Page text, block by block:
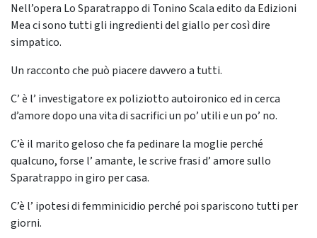
Nell’opera Lo Sparatrappo di Tonino Scala edito da Edizioni
Mea ci sono tutti gli ingredienti del giallo per così dire
simpatico.
Un racconto che può piacere davvero a tutti.
C’ è l’ investigatore ex poliziotto autoironico ed in cerca
d’amore dopo una vita di sacrifici un po’ utili e un po’ no.
C’è il marito geloso che fa pedinare la moglie perché
qualcuno, forse l’ amante, le scrive frasi d’ amore sullo
Sparatrappo in giro per casa.
C’è l’ ipotesi di femminicidio perché poi spariscono tutti per
giorni.